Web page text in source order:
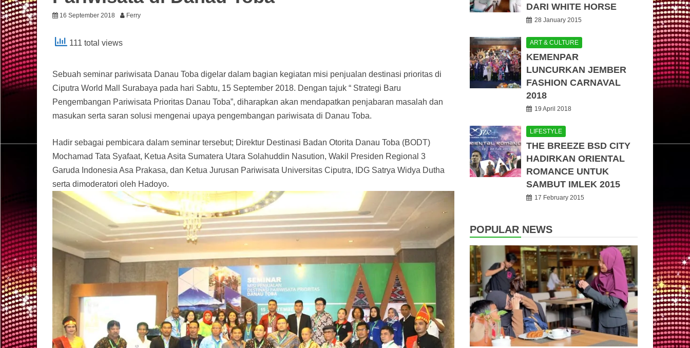
16 September 2018 Ferry
111 total views
Sebuah seminar pariwisata Danau Toba digelar dalam bagian kegiatan misi penjualan destinasi prioritas di
Ciputra World Mall Surabaya pada hari Sabtu, 15 September 2018. Dengan tajuk “ Strategi Baru
Pengembangan Pariwisata Prioritas Danau Toba”, diharapkan akan mendapatkan penjabaran masalah dan
masukan serta saran solusi mengenai upaya pengembangan pariwisata di Danau Toba.
Hadir sebagai pembicara dalam seminar tersebut; Direktur Destinasi Badan Otorita Danau Toba (BODT)
Mochamad Tata Syafaat, Ketua Asita Sumatera Utara Solahuddin Nasution, Wakil Presiden Regional 3
Garuda Indonesia Asa Prakasa, dan Ketua Jurusan Pariwisata Universitas Ciputra, IDG Satrya Widya Dutha
serta dimoderatori oleh Hadoyo.
DARI WHITE HORSE
28 January 2015
ART & CULTURE
KEMENPAR
LUNCURKAN JEMBER
FASHION CARNAVAL
2018
19 April 2018
LIFESTYLE
THE BREEZE BSD CITY
HADIRKAN ORIENTAL
ROMANCE UNTUK
SAMBUT IMLEK 2015
17 February 2015
POPULAR NEWS